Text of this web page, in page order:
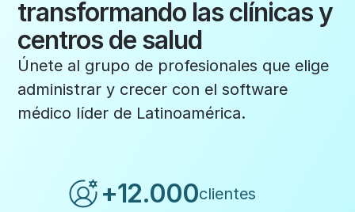
transformando las clínicas y
centros de salud
Únete al grupo de profesionales que elige
administrar y crecer con el software
médico líder de Latinoamérica.
+12.000clientes